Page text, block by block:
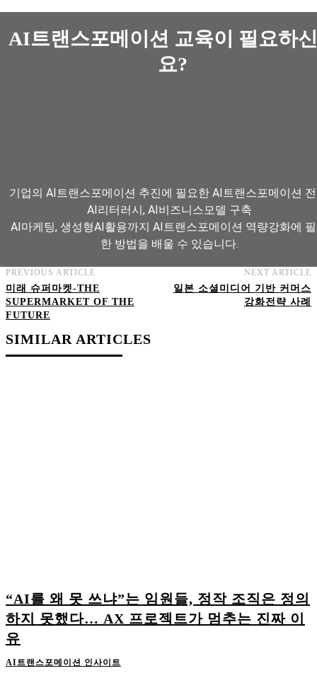
AI트랜스포메이션 교육이 필요하
요?
기업의 AI트랜스포메이션 추진에 필요한 AI트랜스포메이션
AI리터러시, AI비즈니스모델 구축
AI마케팅, 생성형AI활용까지 AI트랜스포메이션 역량강화에
한 방법을 배울 수 있습니다.
AI트랜스포메이션 아카데미 교육과정 보기
PREVIOUS ARTICLE
미래 슈퍼마켓-THE
SUPERMARKET OF THE
FUTURE
NEXT ARTICLE
일본 소셜미디어 기반 커머스
강화전략 사례
SIMILAR ARTICLES
“AI를 왜 못 쓰냐”는 임원들, 정작 조직은 정의
하지 못했다… AX 프로젝트가 멈추는 진짜 이
유
AI트랜스포메이션 인사이트